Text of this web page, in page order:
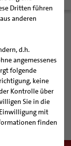
Dritten führen
anderen
d.h.
angemessenes
folgende
keine
Kontrolle über
Sie in die
mit
finden